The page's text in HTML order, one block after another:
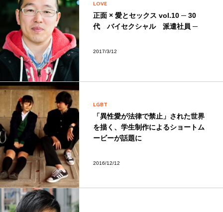
LOVE
正面 × 愛とセックス vol.10 ─ 30
代 バイセクシャル 派遣社員 ─
2017/3/12
LGBT
「異性愛が法律で禁止」された世界
を描く、学生制作によるショートム
ービーが話題に
2016/12/12